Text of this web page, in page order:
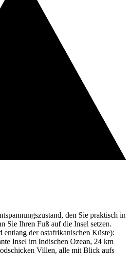
den Sie praktisch in
Sie Ihren Fuß auf die Insel setzen.
entlang der ostafrikanischen Küste):
Insel im Indischen Ozean, 24 km
Villen, alle mit Blick aufs